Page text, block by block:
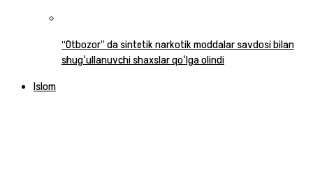
“Otbozor” da sintetik narkotik moddalar savdosi bilan
shugʻullanuvchi shaxslar qoʻlga olindi
Islom